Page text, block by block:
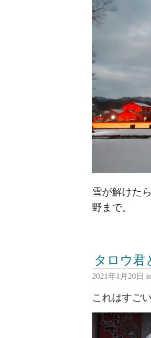
雪が解けた
野まで。
タロウ君
2021年1月20日
これはすご